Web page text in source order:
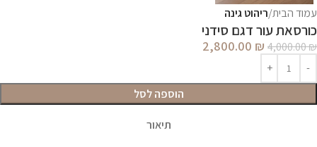
עמוד הבית ריהוט גינה
כורסאת עור דגם סידני
4,000.00₪
2,800.00 ₪
הוספה לסל
תיאור